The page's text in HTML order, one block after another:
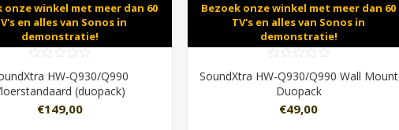
onze winkel met meer dan 60
en alles van Sonos in
demonstratie!
HW-Q930/Q990
(duopack)
€149,00
Bezoek onze winkel met meer dan 60
TV's en alles van Sonos in
demonstratie!
SoundXtra HW-Q930/Q990 Wall Mount
Duopack
€49,00